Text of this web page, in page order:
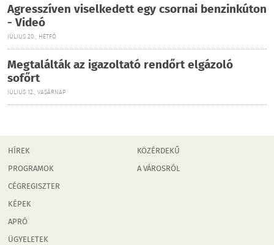
Agresszíven viselkedett egy csornai benzinkúton
- Videó
JÚLIUS 20., HÉTFŐ
Megtalálták az igazoltató rendőrt elgázoló
sofőrt
JÚLIUS 12., VASÁRNAP
HÍREK
PROGRAMOK
CÉGREGISZTER
KÉPEK
APRÓ
ÜGYELETEK
KÖZÉRDEKŰ
A VÁROSRÓL